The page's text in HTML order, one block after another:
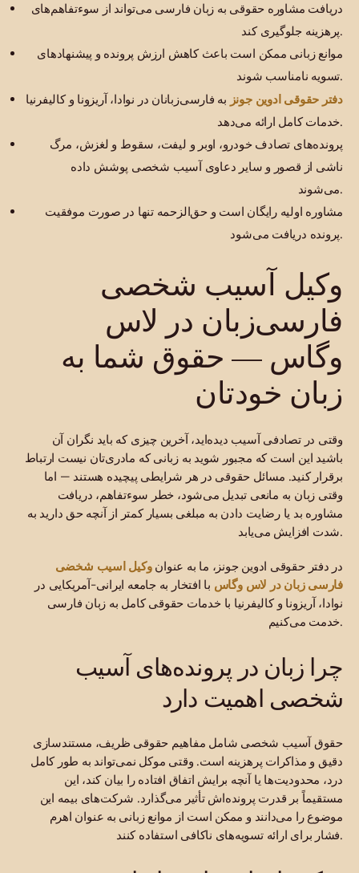
دریافت مشاوره حقوقی به زبان فارسی می‌تواند از سوءتفاهم‌های
پرهزینه جلوگیری کند.
موانع زبانی ممکن است باعث کاهش ارزش پرونده و پیشنهادهای
تسویه نامناسب شوند.
دفتر حقوقی ادوین جونز به فارسی‌زبانان در نوادا، آریزونا و کالیفرنیا
خدمات کامل ارائه می‌دهد.
پرونده‌های تصادف خودرو، اوبر و لیفت، سقوط و لغزش، مرگ
ناشی از قصور و سایر دعاوی آسیب شخصی پوشش داده
می‌شوند.
مشاوره اولیه رایگان است و حق‌الزحمه تنها در صورت موفقیت
پرونده دریافت می‌شود.
وکیل آسیب شخصی
فارسی‌زبان در لاس
وگاس — حقوق شما به
زبان خودتان
وقتی در تصادفی آسیب دیده‌اید، آخرین چیزی که باید نگران آن
باشید این است که مجبور شوید به زبانی که مادری‌تان نیست ارتباط
برقرار کنید. مسائل حقوقی در هر شرایطی پیچیده هستند — اما
وقتی زبان به مانعی تبدیل می‌شود، خطر سوءتفاهم، دریافت
مشاوره بد یا رضایت دادن به مبلغی بسیار کمتر از آنچه حق دارید به
شدت افزایش می‌یابد.
در دفتر حقوقی ادوین جونز، ما به عنوان وکیل اسیب شخضی
فارسی زبان در لاس وگاس با افتخار به جامعه ایرانی-آمریکایی در
نوادا، آریزونا و کالیفرنیا با خدمات حقوقی کامل به زبان فارسی
خدمت می‌کنیم.
چرا زبان در پرونده‌های آسیب
شخصی اهمیت دارد
حقوق آسیب شخصی شامل مفاهیم حقوقی ظریف، مستندسازی
دقیق و مذاکرات پرهزینه است. وقتی موکل نمی‌تواند به طور کامل
درد، محدودیت‌ها یا آنچه برایش اتفاق افتاده را بیان کند، این
مستقیماً بر قدرت پرونده‌اش تأثیر می‌گذارد. شرکت‌های بیمه این
موضوع را می‌دانند و ممکن است از موانع زبانی به عنوان اهرم
فشار برای ارائه تسویه‌های ناکافی استفاده کنند.